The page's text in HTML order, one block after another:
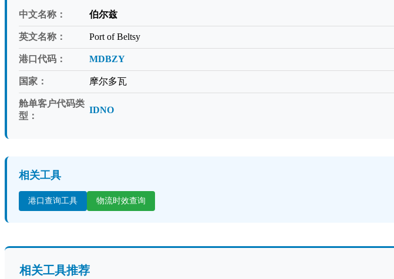
中文名称： 伯尔兹
英文名称： Port of Beltsy
港口代码： MDBZY
国家： 摩尔多瓦
舱单客户代码类
型：
IDNO
相关工具
港口查询工具 物流时效查询
相关工具推荐